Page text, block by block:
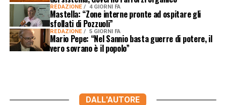
REDAZIONE 4 GIORNI FA
Mastella: “Zone interne pronte ad ospitare gli
sfollati di Pozzuoli”
REDAZIONE 5 GIORNI FA
Mario Pepe: “Nel Sannio basta guerre di potere, il
vero sovrano è il popolo”
DALL'AUTORE